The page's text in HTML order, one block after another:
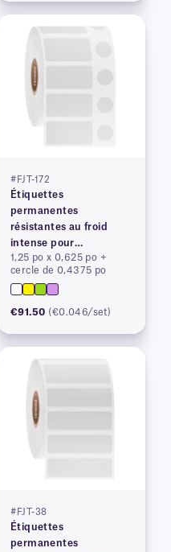
#FJT-172
Étiquettes
permanentes
résistantes au froid
intense pour
imprimantes à transfert
thermique
1,25 po x 0,625 po +
cercle de 0,4375 po
€91.50 (€0.046/set)
#FJT-38
Étiquettes
permanentes